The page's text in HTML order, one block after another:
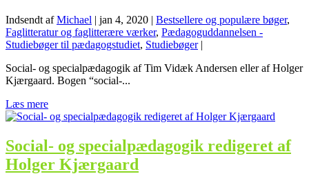
Indsendt afMichael | jan 4, 2020 | Bestsellere og populære bøger,
Faglitteratur og faglitterære værker, Pædagoguddannelsen -
Studiebøger til pædagogstudiet, Studiebøger|
Social- og specialpædagogik af Tim Vidæk Andersen eller af Holger
Kjærgaard. Bogen “social-...
Læs mere
Social- og specialpædagogik redigeret af
Holger Kjærgaard